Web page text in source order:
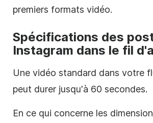
premiers formats vidéo.
Spécifications des
Instagram dans le fil
Une vidéo standard dans votre
peut durer jusqu'à 60 secondes.
En ce qui concerne les